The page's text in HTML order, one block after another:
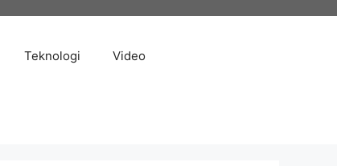
Teknologi Video